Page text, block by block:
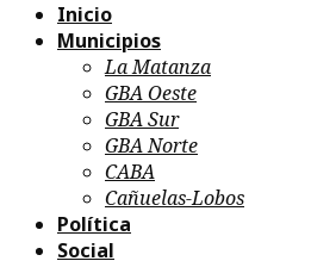
Inicio
Municipios
La Matanza
GBA Oeste
GBA Sur
GBA Norte
CABA
Cañuelas-Lobos
Política
Social